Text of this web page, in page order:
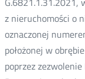
z nieruchomości o
oznaczonej
położonej w
poprzez